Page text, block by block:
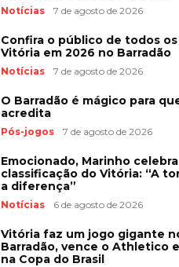
Notícias 7 de agosto de 2026
Confira o público de todos
Vitória em 2026 no Barradão
Notícias 7 de agosto de 2026
O Barradão é mágico para
acredita
Pós-jogos 7 de agosto de 2026
Emocionado, Marinho celebra
classificação do Vitória: “A
a diferença”
Notícias 6 de agosto de 2026
Vitória faz um jogo gigante
Barradão, vence o Athletico
na Copa do Brasil